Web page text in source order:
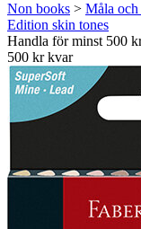
Non books > Måla och
Edition skin tones
Handla för minst 500
500 kr kvar